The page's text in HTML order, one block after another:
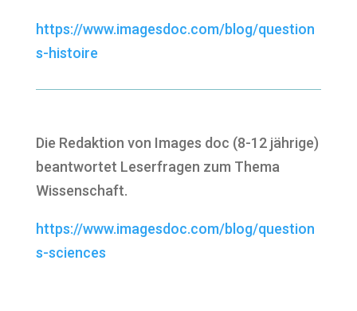
https://www.imagesdoc.com/blog/question
s-histoire
Die Redaktion von Images doc (8-12 jährige)
beantwortet Leserfragen zum Thema
Wissenschaft.
https://www.imagesdoc.com/blog/question
s-sciences